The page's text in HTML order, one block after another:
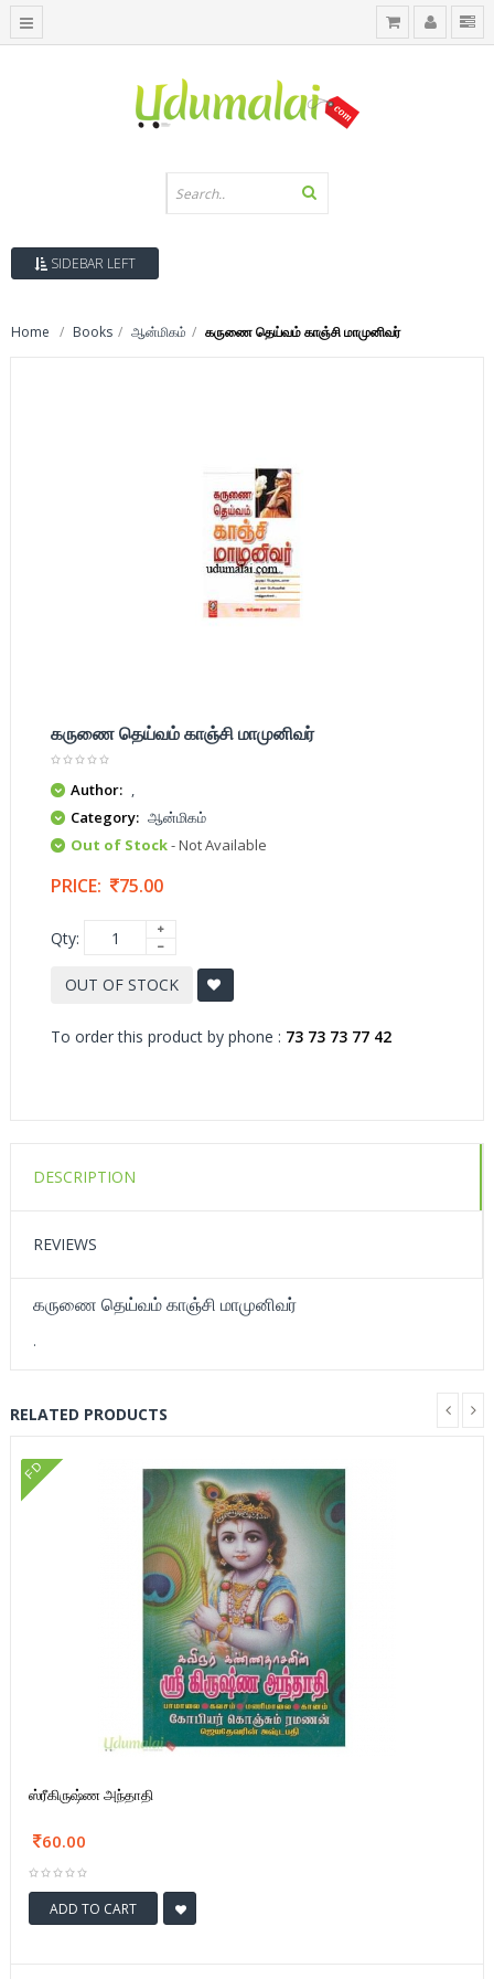
SIDEBAR LEFT
Home Books ஆன்மிகம் கருணை தெய்வம் காஞ்சி மாமுனிவர்
கருணை தெய்வம் காஞ்சி மாமுனிவர்
Author: ,
Category: ஆன்மிகம்
Out of Stock- Not Available
PRICE: 75.00
Qty:
OUT OF STOCK
To order this product by phone : 73 73 73 77 42
DESCRIPTION
REVIEWS
கருணை தெய்வம் காஞ்சி மாமுனிவர்
.
RELATED PRODUCTS
FD
ஸ்ரீகிருஷ்ண அந்தாதி
60.00
ADD TO CART